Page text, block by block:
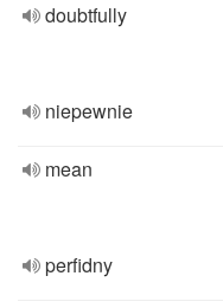
doubtfully
niepewnie
mean
perfidny